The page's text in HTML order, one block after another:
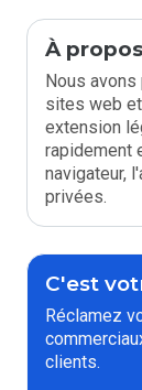
À
Nous
sites web
extension
rapidement
navigateur,
privées.
C'est
Réclamez
clients.